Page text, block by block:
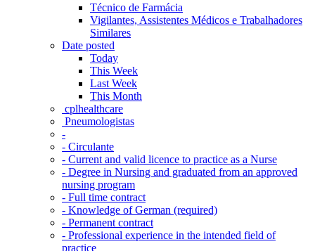
Técnico de Farmácia
Vigilantes, Assistentes Médicos e Trabalhadores
Similares
Date posted
Today
This Week
Last Week
This Month
‎ cplhealthcare‬
Pneumologistas
-
- Circulante
- Current and valid licence to practice as a Nurse
- Degree in Nursing and graduated from an approved
nursing program
- Full time contract
- Knowledge of German (required)
- Permanent contract
- Professional experience in the intended field of
practice